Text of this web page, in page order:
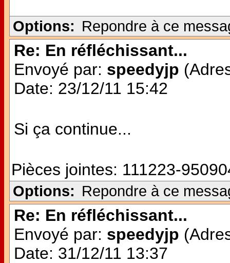
Options: Repondre à ce
Re: En réfléchissant...
Envoyé par: speedyjp
Date: 23/12/11 15:42
Si ça continue...
Pièces jointes: 111223-
Options: Repondre à ce
Re: En réfléchissant...
Envoyé par: speedyjp
Date: 31/12/11 13:37